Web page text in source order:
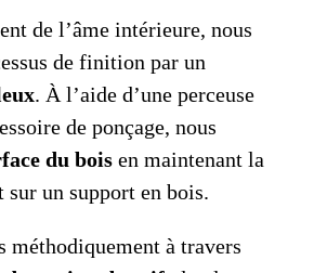
de l’âme intérieure, nous
de finition par un
. À l’aide d’une perceuse
de ponçage, nous
du bois en maintenant la
sur un support en bois.
méthodiquement à travers